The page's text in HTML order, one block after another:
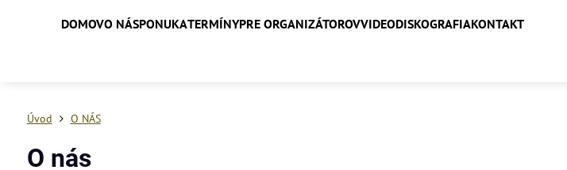
DOMOVO NÁSPONUKATERMÍNYPRE ORGANIZÁTOROVVIDEODISKOGRAFIAKONTAKT
Úvod O NÁS
O nás